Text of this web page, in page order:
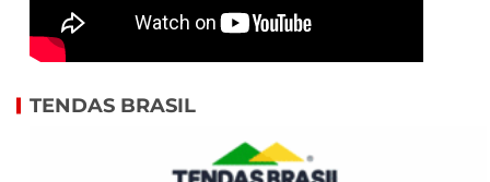
TENDAS BRASIL